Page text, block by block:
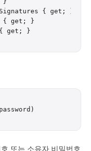
Signatures { get; } //
{ get; }           //
또는 소유자 비밀번호